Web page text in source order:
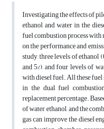
Investigating the effects of
ethanol and water in the
fuel combustion process with
on the performance and
study, three levels of ethanol
and 5%), and four levels of
with diesel fuel. All these
in the dual fuel
replacement percentage.
of water, ethanol, and the
gas can improve the diesel